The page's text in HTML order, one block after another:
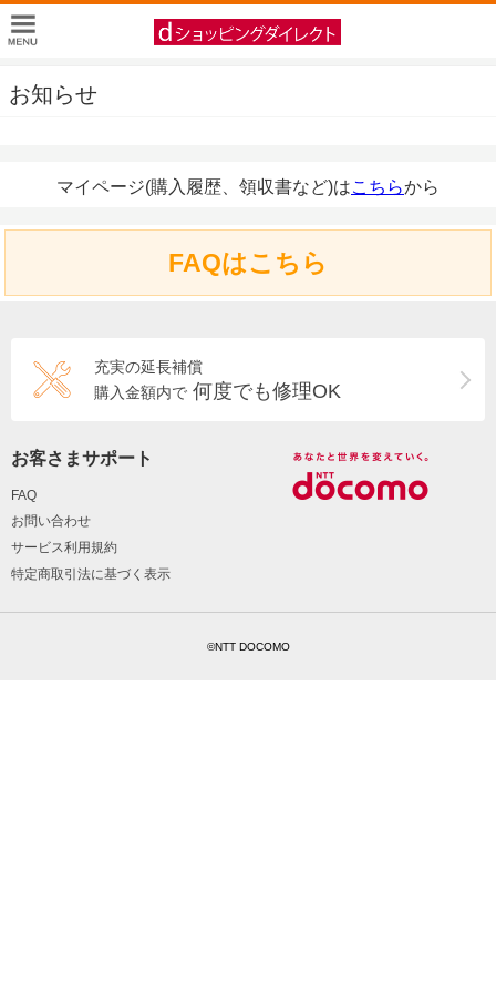
お知らせ
マイページ(購入履歴、領収書など)はこちらから
FAQはこちら
充実の延長補償
購入金額内で 何度でも修理OK
お客さまサポート
FAQ
お問い合わせ
サービス利用規約
特定商取引法に基づく表示
©NTT DOCOMO